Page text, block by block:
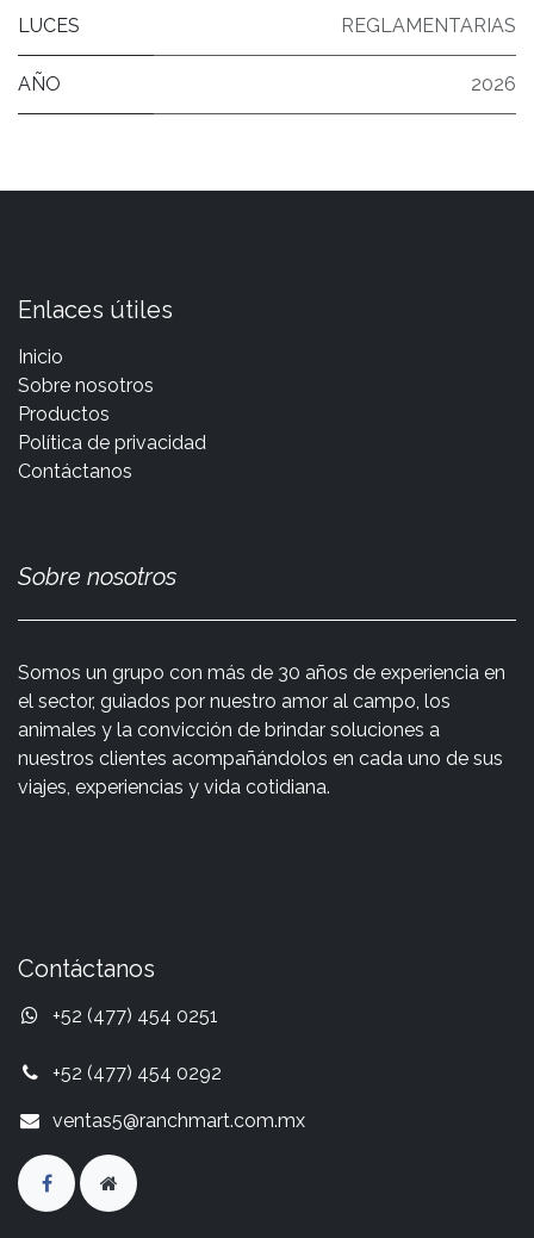
LUCES REGLAMENTARIAS
AÑO 2026
Enlaces útiles
Inicio
Sobre nosotros
Productos
Política de privacidad
Contáctanos
Sobre nosotros
Somos un grupo con más de 30 años de experiencia en
el sector, guiados por nuestro amor al campo, los
animales y la convicción de brindar soluciones a
nuestros clientes acompañándolos en cada uno de sus
viajes, experiencias y vida cotidiana.
Contáctanos
+52 (477) 454 0251
+52 (477) 454 0292
ventas5@ranchmart.com.mx